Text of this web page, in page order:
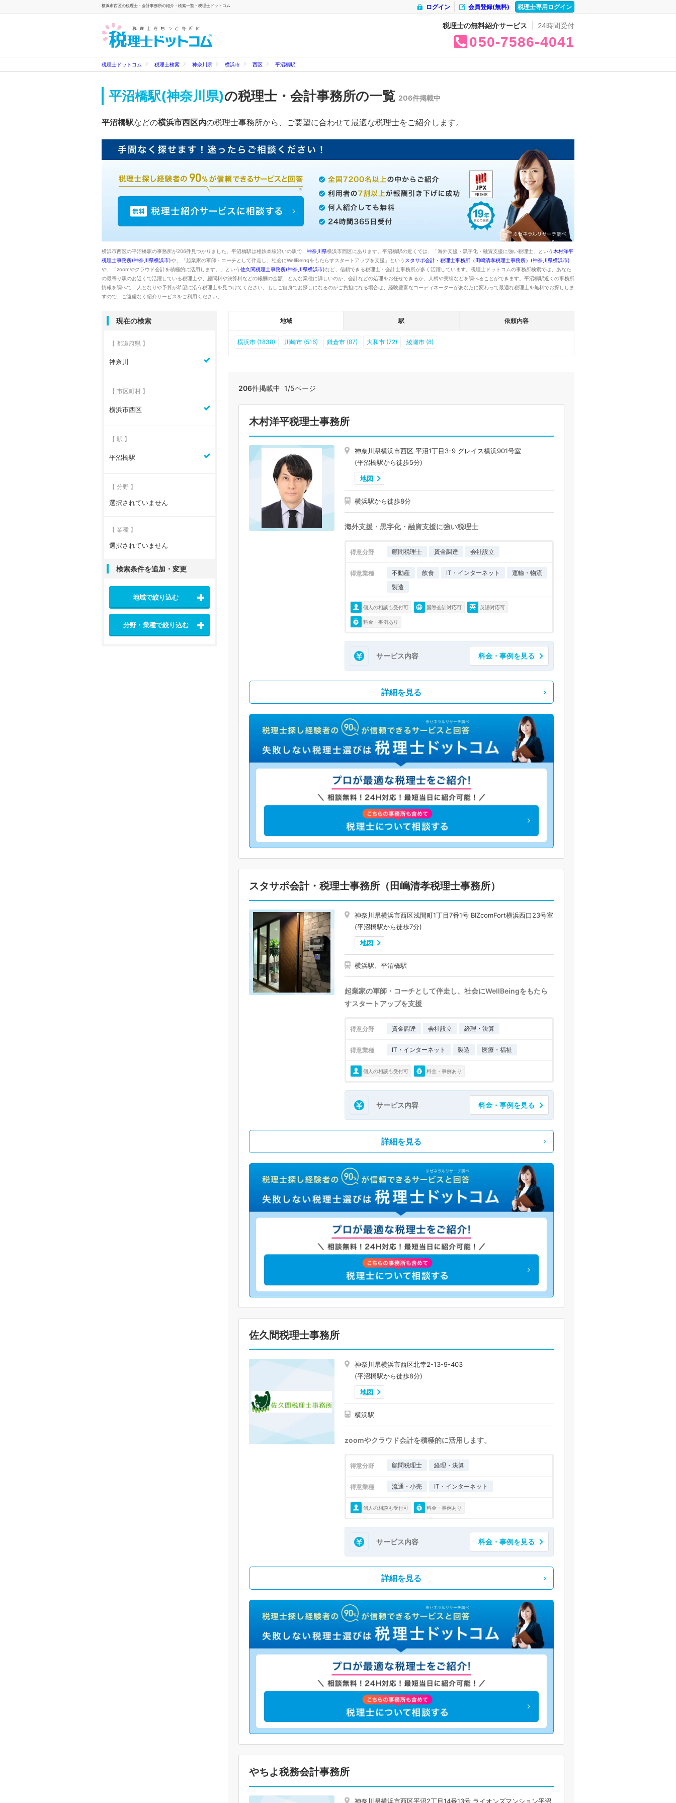
横浜市西区の税理士・会計事務所の紹介・検索一覧 - 税理士ドットコム 税理士専用ログイン
会員登録(無料)
ログイン
税理士の無料紹介サービス 24時間受付
050 7586 4041
税理士ドットコム 税理士検索 神奈川県 横浜市 西区 平沼橋駅
平沼橋駅(神奈川県)の税理士・会計事務所の一覧 206件掲載中
平沼橋駅などの横浜市西区内の税理士事務所から、ご要望に合わせて最適な税理士をご紹介します。
横浜市西区の平沼橋駅の事務所が206件見つかりました。平沼橋駅は相鉄本線沿いの駅で、 神奈川県横浜市西区にあります。平沼橋駅の近くでは、「海外支援・黒字化・融資支援に強い税理士」という木村洋平
税理士事務所(神奈川県横浜市)や、「起業家の軍師・コーチとして伴走し、社会にWellBeingをもたらすスタートアップを支援」という スタサポ会計・税理士事務所（田嶋清孝税理士事務所）(神奈川県横浜市)
や、「zoomやクラウド会計を積極的に活用します。」という佐久間税理士事務所(神奈川県横浜市)など、信頼できる税理士・会計士事務所が多く活躍しています。税理士ドットコムの事務所検索では、あなた
の最寄り駅のお近くで活躍している税理士や、顧問料や決算料などの報酬の金額、どんな業種に詳しいのか、会計などの処理をお任せできるか、人柄や実績などを調べることができます。平沼橋駅近くの事務所
情報を調べて、人となりや予算が希望に沿う税理士を見つけてください。もしご自身でお探しになるのがご負担になる場合は、経験豊富なコーディネーターがあなたに変わって最適な税理士を無料でお探ししま
すので、ご遠慮なく紹介サービスをご利用ください。
地域 駅 依頼内容
横浜市 (1838) 川崎市 (516) 鎌倉市 (87) 大和市 (72) 綾瀬市 (8)
206件掲載中 1/5ページ
木村洋平税理士事務所
神奈川県横浜市西区 平沼1丁目3-9 グレイス横浜901号室
(平沼橋駅から徒歩5分)
地図
横浜駅から徒歩8分
海外支援・黒字化・融資支援に強い税理士
得意分野 顧問税理士 資金調達 会社設立
得意業種 不動産 飲食 IT・インターネット
運輸・物流
製造
個人の相談も受付可 国際会計対応可 英語対応可
料金・事例あり
サービス内容 料金・事例を見る
詳細を見る
スタサポ会計・税理士事務所（田嶋清孝税理士事務所）
神奈川県横浜市西区浅間町1丁目7番1号 BIZcomFort横浜西口23号室
(平沼橋駅から徒歩7分)
地図
横浜駅、平沼橋駅
起業家の軍師・コーチとして伴走し、社会にWellBeingをもたら
すスタートアップを支援
得意分野 資金調達 会社設立 経理・決算
得意業種 IT・インターネット 製造 医療・福祉
個人の相談も受付可 料金・事例あり
サービス内容 料金・事例を見る
詳細を見る
佐久間税理士事務所
神奈川県横浜市西区北幸2-13-9-403
(平沼橋駅から徒歩8分)
地図
横浜駅
zoomやクラウド会計を積極的に活用します。
得意分野 顧問税理士 経理・決算
得意業種 流通・小売 IT・インターネット
個人の相談も受付可 料金・事例あり
サービス内容 料金・事例を見る
詳細を見る
やちよ税務会計事務所
神奈川県横浜市西区平沼2丁目14番13号 ライオンズマンション平沼
現在の検索
【 都道府県 】
神奈川
【 市区町村 】
横浜市西区
【 駅 】
平沼橋駅
【 分野 】
選択されていません
【 業種 】
選択されていません
検索条件を追加・変更
地域で絞り込む
分野・業種で絞り込む